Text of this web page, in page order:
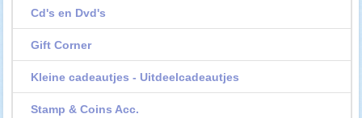
Cd's en Dvd's
Gift Corner
Kleine cadeautjes - Uitdeelcadeautjes
Stamp & Coins Acc.